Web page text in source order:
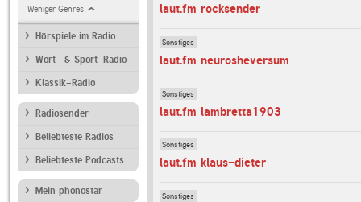
Weniger Genres
Hörspiele im Radio
Wort- & Sport-Radio
Klassik-Radio
Radiosender
Beliebteste Radios
Beliebteste Podcasts
Mein phonostar
laut.fm rocksender
Sonstiges
laut.fm neurosheversum
Sonstiges
laut.fm lambretta1903
Sonstiges
laut.fm klaus-dieter
Sonstiges